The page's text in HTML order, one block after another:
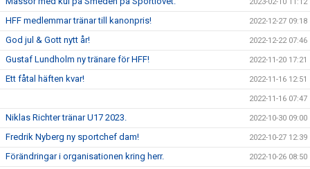
HFF medlemmar tränar till kanonpris! 2022-12-27 09:18
God jul & Gott nytt år! 2022-12-22 07:46
Gustaf Lundholm ny tränare för HFF! 2022-11-20 17:21
Ett fåtal häften kvar! 2022-11-16 12:51
2022-11-16 07:47
Niklas Richter tränar U17 2023. 2022-10-30 09:00
Fredrik Nyberg ny sportchef dam! 2022-10-27 12:39
Förändringar i organisationen kring herr. 2022-10-26 08:50